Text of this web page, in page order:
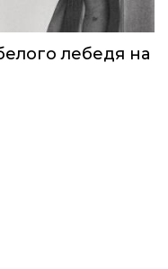
лебедя на